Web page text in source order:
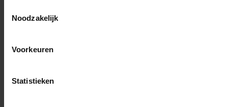
Noodzakelijk
Voorkeuren
Statistieken